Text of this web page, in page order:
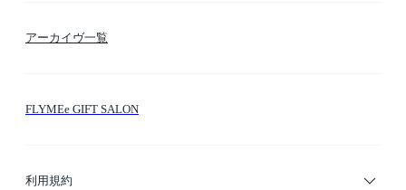
アーカイヴ一覧
FLYMEe GIFT SALON
利用規約